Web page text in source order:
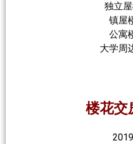
独立
镇屋
公寓
大学周
楼花交